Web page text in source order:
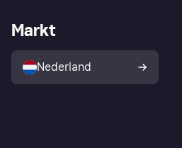
Markt
Nederland